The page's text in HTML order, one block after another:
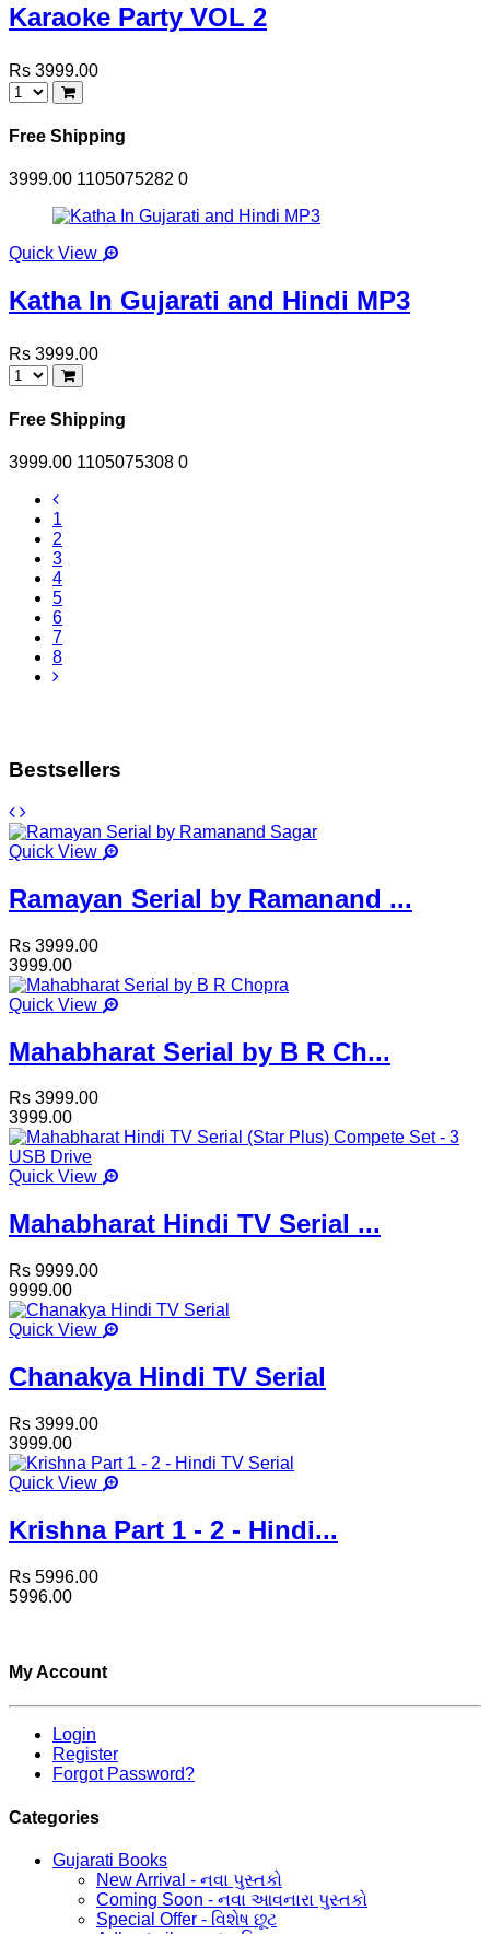
Karaoke Party VOL 2
Rs 3999.00
Free Shipping
3999.00 1105075282 0
Quick View
Katha In Gujarati and Hindi MP3
Rs 3999.00
Free Shipping
3999.00 1105075308 0
1
2
3
4
5
6
7
8
Bestsellers
Quick View
Ramayan Serial by Ramanand ...
Rs 3999.00
3999.00
Quick View
Mahabharat Serial by B R Ch...
Rs 3999.00
3999.00
Quick View
Mahabharat Hindi TV Serial ...
Rs 9999.00
9999.00
Quick View
Chanakya Hindi TV Serial
Rs 3999.00
3999.00
Quick View
Krishna Part 1 - 2 - Hindi...
Rs 5996.00
5996.00
My Account
Login
Register
Forgot Password?
Categories
Gujarati Books
New Arrival - નવા પુસ્તકો
Coming Soon - નવા આવનારા પુસ્તકો
Special Offer - વિશેષ છૂટ